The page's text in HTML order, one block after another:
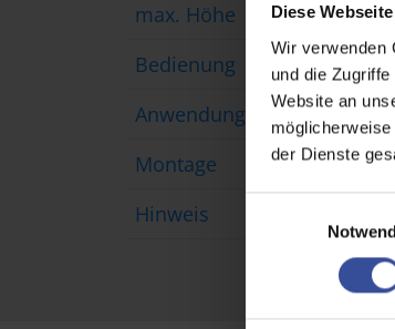
Diese
Wir verwenden
und die
Website an
der Dienste
max. Höhe
Bedienung
Anwendungsbereich
Montage
Hinweis